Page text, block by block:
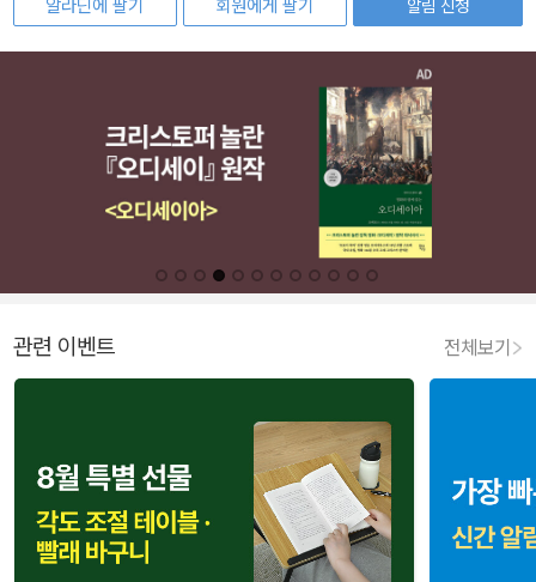
알라딘에 팔기 회원에게 팔기 알림 신청
관련 이벤트 전체보기